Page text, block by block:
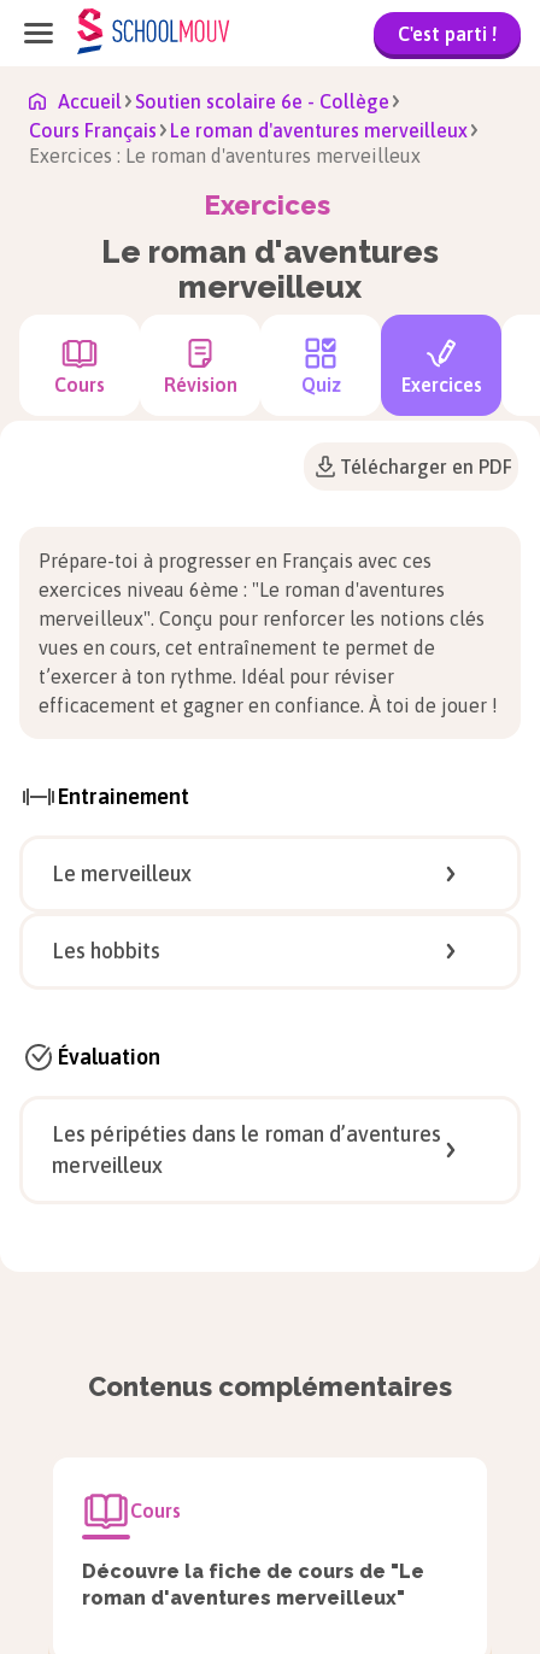
C'est parti !
Accueil
Soutien scolaire 6e - Collège
Cours Français
Le roman d'aventures merveilleux
Exercices : Le roman d'aventures merveilleux
Exercices
Le roman d'aventures
merveilleux
Cours Révision Quiz Exercices
Télécharger en PDF
Prépare-toi à progresser en Français avec ces
exercices niveau 6ème : "Le roman d'aventures
merveilleux". Conçu pour renforcer les notions clés
vues en cours, cet entraînement te permet de
t’exercer à ton rythme. Idéal pour réviser
efficacement et gagner en confiance. À toi de jouer !
Entrainement
Le merveilleux
Les hobbits
Qui est l’auteur du roman
Évaluation
Les péripéties dans le roman d’aventures
merveilleux
Dans un récit, qu’est-ce qu’une péripétie ?
Contenus complémentaires
Cours
Découvre la fiche de cours de "Le
roman d'aventures merveilleux"